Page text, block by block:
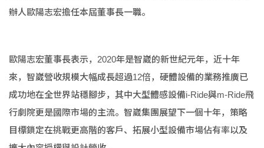
辦人歐陽志宏擔任本屆董事長一職。
歐陽志宏董事長表示，2020年是智崴的新世紀元年，近十年
來，智崴營收規模大幅成長超過12倍，硬體設備的業務推廣已
成功地在全世界站穩腳步，其中大型體感設備i-Ride與m-Ride飛
行劇院更是國際市場的主流。智崴集團展望下一個十年，策略
目標鎖定在挑戰更高階的客戶、拓展小型設備市場佔有率以及